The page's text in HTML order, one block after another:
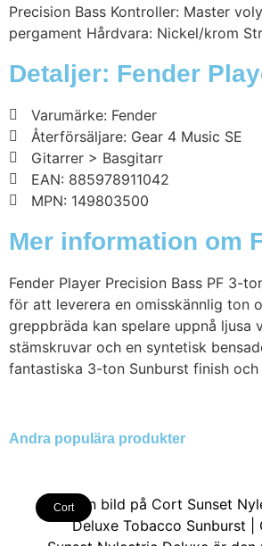
Precision Bass Kontroller: Master
pergament Hårdvara: Nickel/krom
Detaljer: Fender
Varumärke: Fender
Återförsäljare: Gear 4 Music SE
Gitarrer > Basgitarr
EAN: 885978911042
MPN: 149803500
Mer information om
Fender Player Precision Bass PF 3-
för att leverera en omisskännlig ton
greppbräda kan spelare uppnå
stämskruvar och en syntetisk
fantastiska 3-ton Sunburst finish
Andra populära produkter
Cort